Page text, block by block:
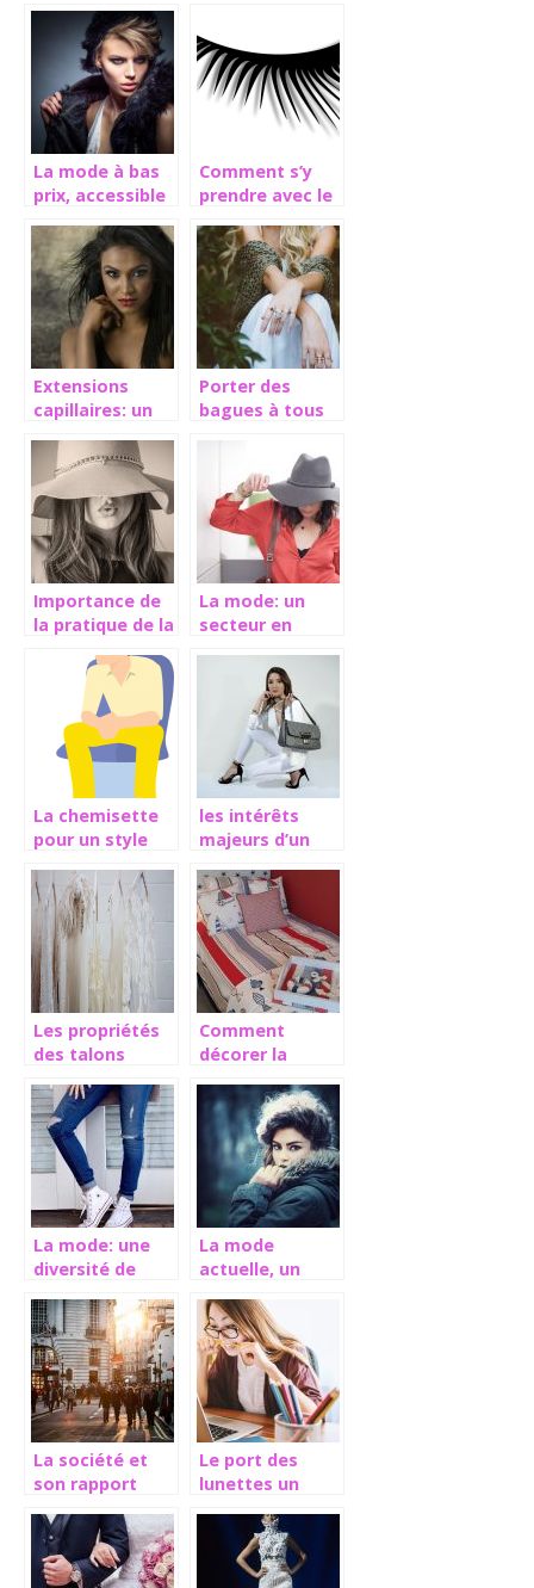
La mode à bas
prix, accessible
Comment s’y
prendre avec le
faux cils?
Extensions
capillaires: un
pour une
chevelure plus
épaisse
Porter des
bagues à tous
style tendance
Importance de
la pratique de la
La mode: un
secteur en
changement
La chemisette
pour un style
décontracté
les intérêts
majeurs d’un
femme
Les propriétés
des talons
Comment
décorer la
enfants ?
La mode: une
diversité de
vestimentaires
La mode
actuelle, un
tremplin de
styles pour
toutes
personnes
La société et
son rapport
Le port des
lunettes un
fois médical et
à la mode